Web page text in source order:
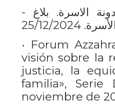
- التنسيقية النسائية للتغيير الشامل والعميق لمدونة الاسرة. بلاغ
2024
• Forum
visión sobre la
justicia, la
familia», Serie
noviembre de